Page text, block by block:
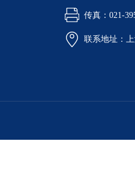
传真：021-
联系地址：